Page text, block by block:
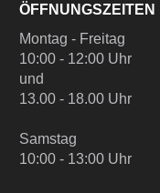
ÖFFNUNGSZEITEN
Montag - Freitag
10:00 - 12:00 Uhr
und
13.00 - 18.00 Uhr
Samstag
10:00 - 13:00 Uhr